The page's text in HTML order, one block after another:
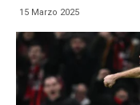
15 Marzo 2025